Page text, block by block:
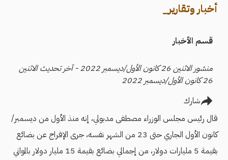
أخبار وتقارير_
قسم الأخبار
منشور الاثنين 26 كانون الأول/ديسمبر 2022 - آخر تحديث الاثنين
26 كانون الأول/ديسمبر 2022
شارك
قال رئيس مجلس الوزراء مصطفى مدبولي، إنه منذ اﻷول من ديسمبر/
كانون اﻷول الجاري حتى 23 من الشهر نفسه، جرى الإفراج عن بضائع
بقيمة 5 مليارات دولار، من إجمالي بضائع بقيمة 15 مليار دولار بالمواني